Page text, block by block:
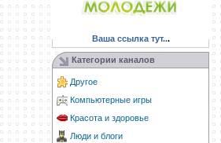
Ваша ссылка тут...
Категории каналов
Другое
Компьютерные игры
Красота и здоровье
Люди и блоги